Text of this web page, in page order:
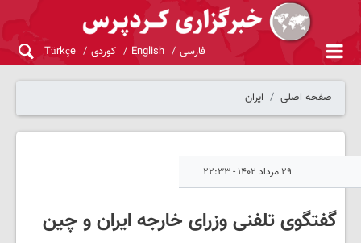
فارسی English کوردی Türkçe
صفحه اصلی ایران
۲۹ مرداد ۱۴۰۲ - ۲۲:۳۳
گفتگوی تلفنی وزرای خارجه ایران و چین